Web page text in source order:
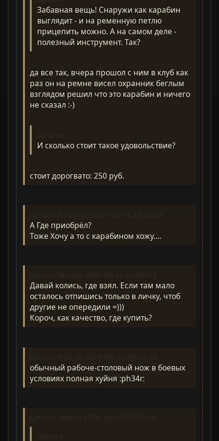
Забавная вещь! Снаружи как карабин
выглядит - и на ременную петлю
прицепить можно. А на самом деле -
полезный инструмент. Так?
да все так, вчера прошол с ним в клуб как
раз он на ремне висел охранник беглым
взглядом решил что это карабин и ничего
не сказал :-)
И сколько стоит такое удовольствие?
стоит дорогвато: 250 руб.
А Где приобрёл?
Тоже Хочу а то с карабином хожу....
Давай колись, где взял. Если там мало
осталось отпишись только в личку, чтоб
другие не опередили =)))
Короч, как качество, где купить?
обычный рабоче-столовый нож в боевых
условиях полная хуйня :ph34r: